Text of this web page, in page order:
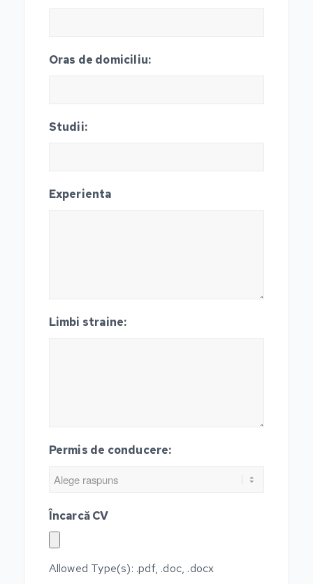
Oras de domiciliu:
Studii:
Experienta
Limbi straine:
Permis de conducere:
Încarcă CV
Allowed Type(s): .pdf, .doc, .docx